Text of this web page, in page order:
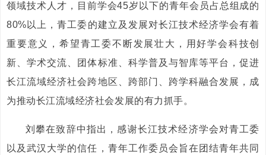
领域技术人才，目前学会45岁以下的青年会员占总组成的
80%以上，青工委的建立及发展对长江技术经济学会有着
重要意义，希望青工委不断发展壮大，用好学会科技创
新、学术交流、团体标准、科学普及与智库等平台，促进
长江流域经济社会跨地区、跨部门、跨学科融合发展，成
为推动长江流域经济社会发展的有力抓手。
刘攀在致辞中指出，感谢长江技术经济学会对青工委
以及武汉大学的信任，青年工作委员会旨在团结青年共同